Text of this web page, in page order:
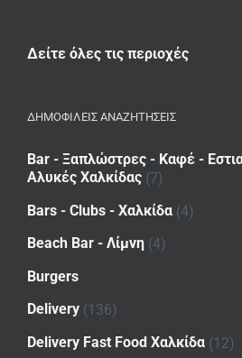
Δείτε όλες τις περιοχές
ΔΗΜΟΦΙΛΕΙΣ ΑΝΑΖΗΤΗΣΕΙΣ
Bar - Ξαπλώστρες - Καφέ -
Αλυκές Χαλκίδας (7)
Bars - Clubs - Χαλκίδα (4)
Beach Bar - Λίμνη (4)
Burgers
Delivery (136)
Delivery Fast Food Χαλκίδα (12)